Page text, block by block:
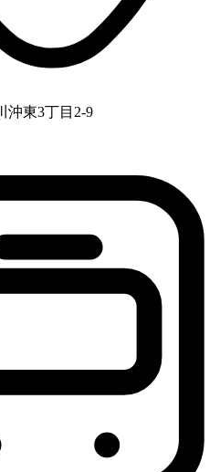
沖東3丁目2-9